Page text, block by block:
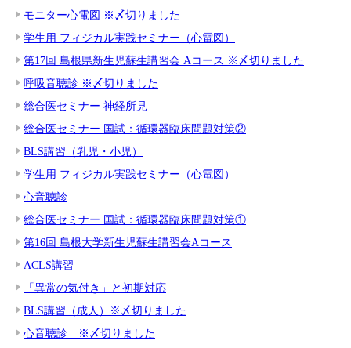
モニター心電図 ※〆切りました
学生用 フィジカル実践セミナー（心電図）
第17回 島根県新生児蘇生講習会 Aコース ※〆切りました
呼吸音聴診 ※〆切りました
総合医セミナー 神経所見
総合医セミナー 国試：循環器臨床問題対策②
BLS講習（乳児・小児）
学生用 フィジカル実践セミナー（心電図）
心音聴診
総合医セミナー 国試：循環器臨床問題対策①
第16回 島根大学新生児蘇生講習会Aコース
ACLS講習
「異常の気付き」と初期対応
BLS講習（成人）※〆切りました
心音聴診 ※〆切りました